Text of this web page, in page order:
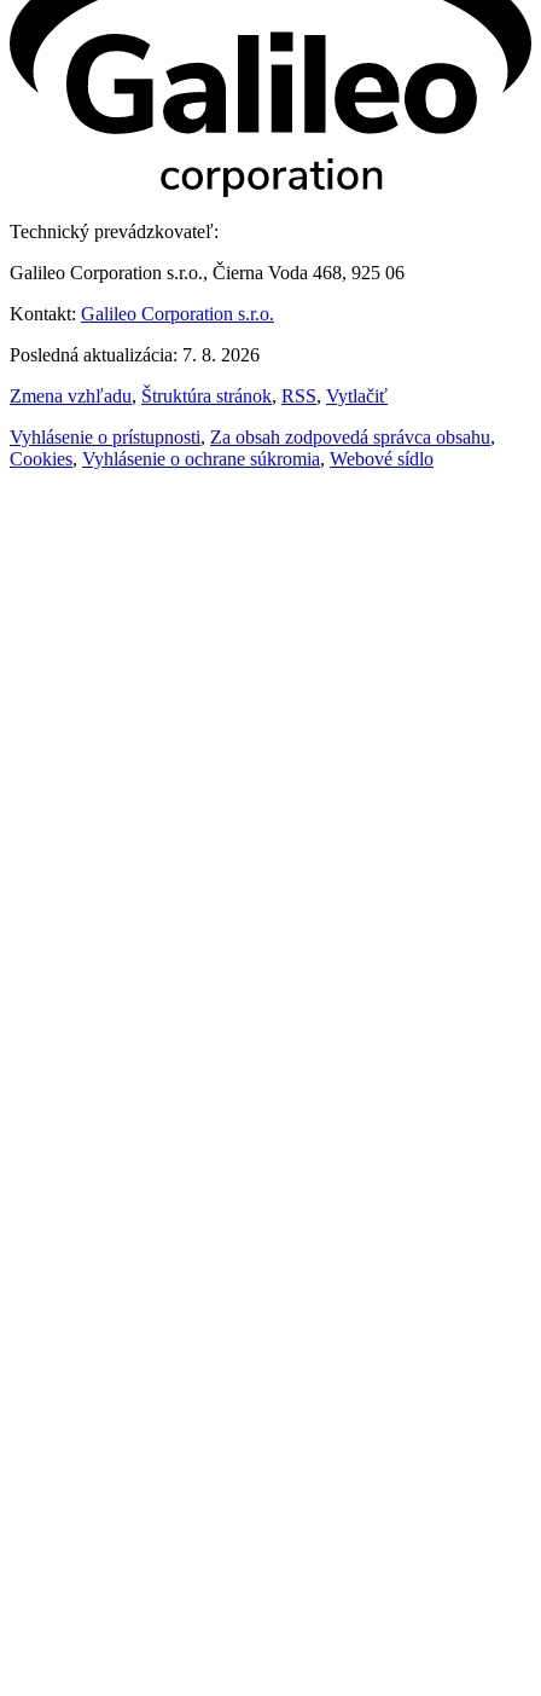
Technický prevádzkovateľ:
Galileo Corporation s.r.o., Čierna Voda 468, 925 06
Kontakt: Galileo Corporation s.r.o.
Posledná aktualizácia: 7. 8. 2026
Zmena vzhľadu, Štruktúra stránok, RSS, Vytlačiť
Vyhlásenie o prístupnosti, Za obsah zodpovedá správca obsahu,
Cookies, Vyhlásenie o ochrane súkromia, Webové sídlo